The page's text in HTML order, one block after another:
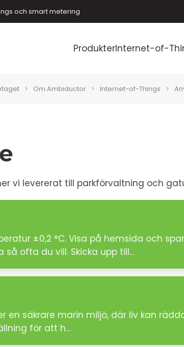
och smart metering
ProdukterInternet-of-
Om Ambiductor Internet-of-Things
vi levererat till parkförvaltning och
±0,2 °C. Visa på hemsida och
ofta du vill. Skicka upp till…
en säkrare marin miljö, där liv kan
för att h…